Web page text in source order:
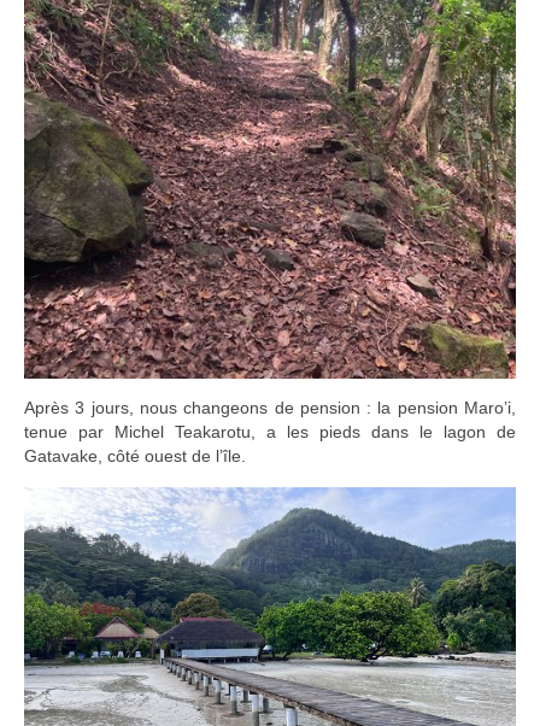
Après 3 jours, nous changeons de pension : la pension Maro’i,
tenue par Michel Teakarotu, a les pieds dans le lagon de
Gatavake, côté ouest de l’île.